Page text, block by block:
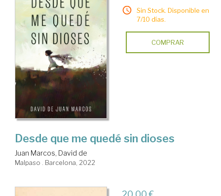
Sin Stock. Disponible en
7/10 días.
COMPRAR
Desde que me quedé sin dioses
Juan Marcos, David de
Malpaso . Barcelona, 2022